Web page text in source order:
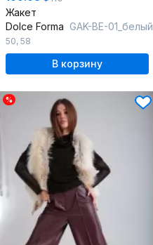
Жакет
Dolce Forma GAK-BE-01_белый
50, 58
В корзину
%